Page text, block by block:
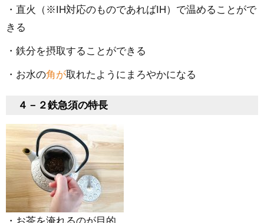
・直火（※IH対応のものであればIH）で温めることがで
きる
・鉄分を摂取することができる
・お水の角が取れたようにまろやかになる
４－２鉄急須の特長